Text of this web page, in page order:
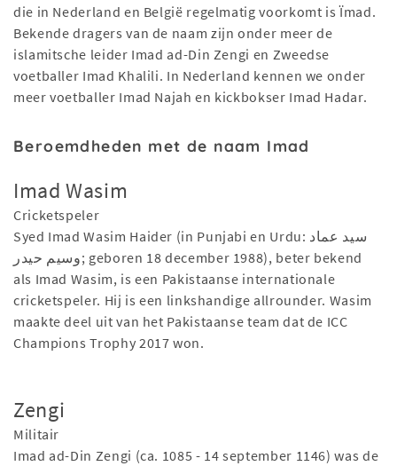
die in Nederland en België regelmatig voorkomt is Ïmad.
Bekende dragers van de naam zijn onder meer de
islamitsche leider Imad ad-Din Zengi en Zweedse
voetballer Imad Khalili. In Nederland kennen we onder
meer voetballer Imad Najah en kickbokser Imad Hadar.
Beroemdheden met de naam Imad
Imad Wasim
Cricketspeler
Syed Imad Wasim Haider (in Punjabi en Urdu: سید عماد
وسیم حیدر; geboren 18 december 1988), beter bekend
als Imad Wasim, is een Pakistaanse internationale
cricketspeler. Hij is een linkshandige allrounder. Wasim
maakte deel uit van het Pakistaanse team dat de ICC
Champions Trophy 2017 won.
Zengi
Militair
Imad ad-Din Zengi (ca. 1085 - 14 september 1146) was de